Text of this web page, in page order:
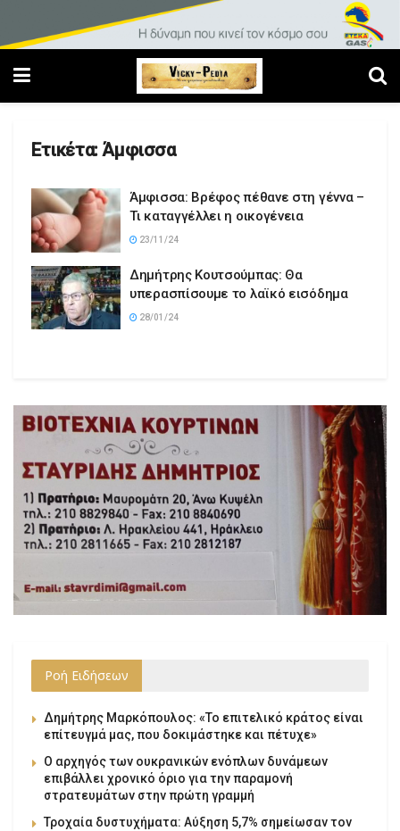
Ετικέτα:Άμφισσα
Άμφισσα: Βρέφος πέθανε στη γέννα –
Τι καταγγέλλει η οικογένεια
23/11/24
Δημήτρης Κουτσούμπας: Θα
υπερασπίσουμε το λαϊκό εισόδημα
28/01/24
Ροή Ειδήσεων
Δημήτρης Μαρκόπουλος: «Το επιτελικό κράτος είναι
επίτευγμά μας, που δοκιμάστηκε και πέτυχε»
Ο αρχηγός των ουκρανικών ενόπλων δυνάμεων
επιβάλλει χρονικό όριο για την παραμονή
στρατευμάτων στην πρώτη γραμμή
Τροχαία δυστυχήματα: Αύξηση 5,7% σημείωσαν τον